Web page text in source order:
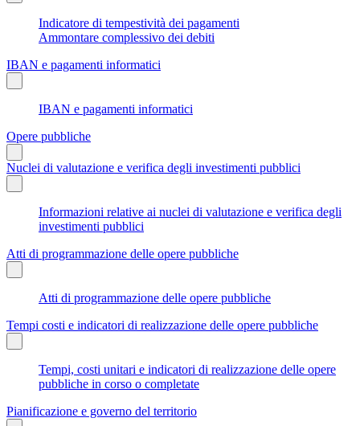
Indicatore di tempestività dei pagamenti
Ammontare complessivo dei debiti
IBAN e pagamenti informatici
IBAN e pagamenti informatici
Opere pubbliche
Nuclei di valutazione e verifica degli investimenti pubblici
Informazioni relative ai nuclei di valutazione e verifica degli
investimenti pubblici
Atti di programmazione delle opere pubbliche
Atti di programmazione delle opere pubbliche
Tempi costi e indicatori di realizzazione delle opere pubbliche
Tempi, costi unitari e indicatori di realizzazione delle opere
pubbliche in corso o completate
Pianificazione e governo del territorio